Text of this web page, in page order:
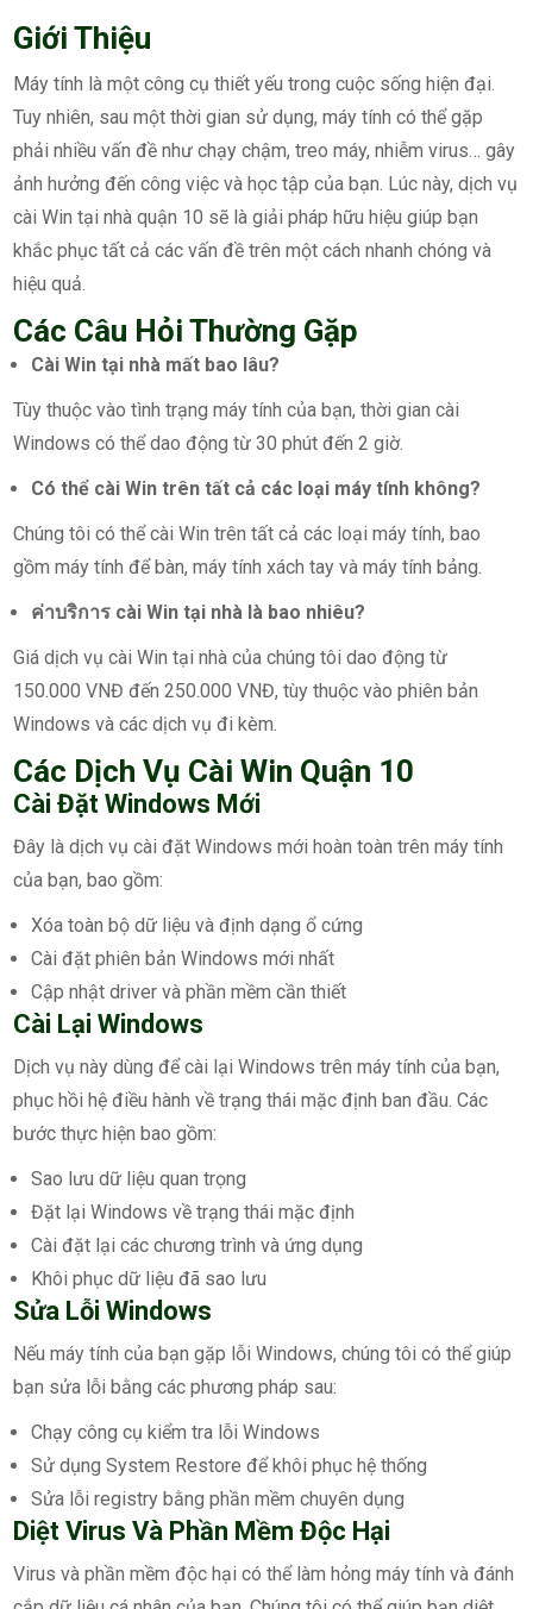
Giới Thiệu
Máy tính là một công cụ thiết yếu trong cuộc sống hiện đại.
Tuy nhiên, sau một thời gian sử dụng, máy tính có thể gặp
phải nhiều vấn đề như chạy chậm, treo máy, nhiễm virus… gây
ảnh hưởng đến công việc và học tập của bạn. Lúc này, dịch vụ
cài Win tại nhà quận 10 sẽ là giải pháp hữu hiệu giúp bạn
khắc phục tất cả các vấn đề trên một cách nhanh chóng và
hiệu quả.
Các Câu Hỏi Thường Gặp
Cài Win tại nhà mất bao lâu?
Tùy thuộc vào tình trạng máy tính của bạn, thời gian cài
Windows có thể dao động từ 30 phút đến 2 giờ.
Có thể cài Win trên tất cả các loại máy tính không?
Chúng tôi có thể cài Win trên tất cả các loại máy tính, bao
gồm máy tính để bàn, máy tính xách tay và máy tính bảng.
ค่าบริการ cài Win tại nhà là bao nhiêu?
Giá dịch vụ cài Win tại nhà của chúng tôi dao động từ
150.000 VNĐ đến 250.000 VNĐ, tùy thuộc vào phiên bản
Windows và các dịch vụ đi kèm.
Các Dịch Vụ Cài Win Quận 10
Cài Đặt Windows Mới
Đây là dịch vụ cài đặt Windows mới hoàn toàn trên máy tính
của bạn, bao gồm:
Xóa toàn bộ dữ liệu và định dạng ổ cứng
Cài đặt phiên bản Windows mới nhất
Cập nhật driver và phần mềm cần thiết
Cài Lại Windows
Dịch vụ này dùng để cài lại Windows trên máy tính của bạn,
phục hồi hệ điều hành về trạng thái mặc định ban đầu. Các
bước thực hiện bao gồm:
Sao lưu dữ liệu quan trọng
Đặt lại Windows về trạng thái mặc định
Cài đặt lại các chương trình và ứng dụng
Khôi phục dữ liệu đã sao lưu
Sửa Lỗi Windows
Nếu máy tính của bạn gặp lỗi Windows, chúng tôi có thể giúp
bạn sửa lỗi bằng các phương pháp sau:
Chạy công cụ kiểm tra lỗi Windows
Sử dụng System Restore để khôi phục hệ thống
Sửa lỗi registry bằng phần mềm chuyên dụng
Diệt Virus Và Phần Mềm Độc Hại
Virus và phần mềm độc hại có thể làm hỏng máy tính và đánh